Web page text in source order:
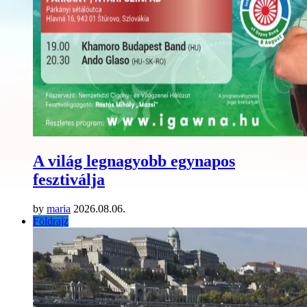
A világ legnagyobb egynapos
fesztiválja
by maria 2026.08.06.
Földrajz